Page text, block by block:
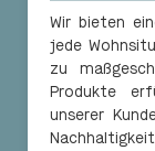
Wir bieten
jede
zu
Produkte
unserer